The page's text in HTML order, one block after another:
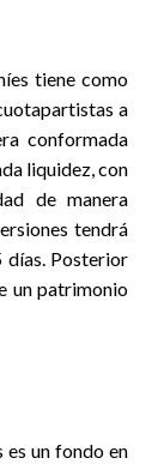
tiene como
a
conformada
liquidez, con
de manera
tendrá
días. Posterior
un patrimonio
es un fondo en